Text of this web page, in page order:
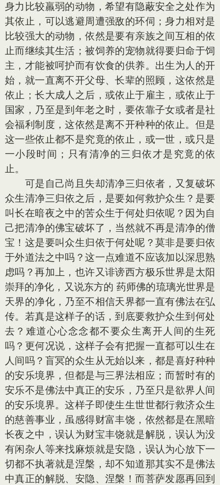
身力比较羸弱的动物，希望有隐蔽安全之处作为
其依止，可以逃避周遭强敌的环伺；身力相对是
比较强大的动物，依然是要有亲族之间互相的依
止而继续其生活；被饲养的宠物就得要归命于饲
主，才能被呵护而有饮食的供养。出生为人的开
始，就一直离不开父母、长辈的照顾，这依然是
依止；长大成人之后，或依止于雇主，或依止于
国家，乃至是到年老之时，要依靠子女或者是社
会福利制度，这依然是离不开种种的依止。但是
这一些依止都不是究竟的依止，或一世，或只是
一小段时间；只有清净的三归依才是究竟的依
止。
可是自己尚且失却清净三归依者，又复破坏
众生清净三归依之后，是要如何救护众生？是要
叫长在暗夜之中的苦众生于何处归依呢？因为自
己把清净的佛宝破坏了，当然就不再是清净的僧
宝！这是要叫众生归依于何处呢？莫非是要归依
于外道法之中吗？这一点难道不应该加以深思熟
虑吗？再加上，也许又诽谤西方极乐世界是太阳
崇拜的净化，又说东方的 药师佛的琉璃光世界是
天界的净化，乃至不相信天界都一直有佛法在弘
传。若真是这样子的话，到底要救护众生到何处
去？难道心心念念都不要众生离开人间的生死
吗？更何况说，这样子会有把握一直都可以生在
人间吗？盲冥的众生从无始以来，都是喜好种种
的安乐境界，但都是与三界法相应；而暂时有的
安乐不是佛法中真正的安乐，乃至只是欲界人间
的安乐境界。这样子即使生生世世都行救济众生
的慈善事业，虽感得财富丰饶，依然都是在黑暗
长夜之中，误认为财宝丰饶就是解脱，误认为没
有闲杂人等来找麻烦就是安隐，误认为心放下一
切都不执著就是涅槃，却不知道那其实不是佛法
中真正的解脱、安隐、涅槃！而菩萨发愿再回到